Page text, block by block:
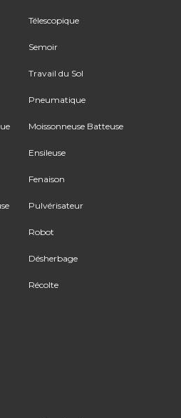
Télescopique
Semoir
Travail du Sol
Pneumatique
Moissonneuse Batteuse
Ensileuse
Fenaison
Pulvérisateur
Robot
Désherbage
Récolte